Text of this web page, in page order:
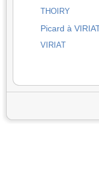
THOIRY
Picard à
VIRIAT